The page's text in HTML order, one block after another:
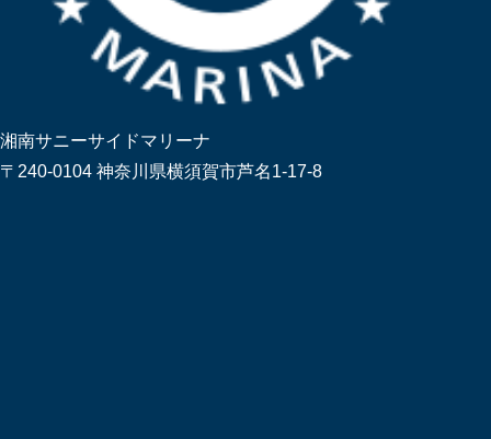
湘南サニーサイドマリーナ
〒240-0104 神奈川県横須賀市芦名1-17-8